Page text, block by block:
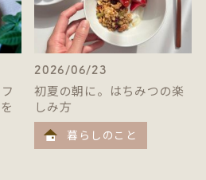
2026/06/23
初夏の朝に。はちみつの楽
しみ方
暮らしのこと